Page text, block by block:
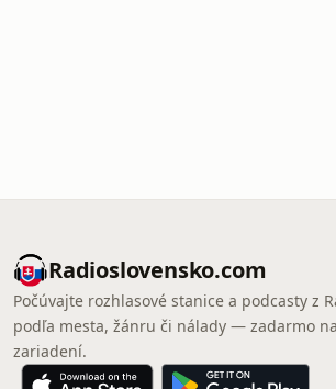
Radioslovensko.com
Počúvajte rozhlasové stanice a podcasty z
podľa mesta, žánru či nálady — zadarmo
zariadení.